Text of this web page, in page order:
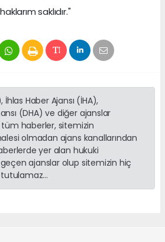
saklıdır."
İhlas Haber Ajansı (İHA),
(DHA) ve diğer ajanslar
haberler, sitemizin
olmadan ajans kanallarından
yer alan hukuki
ajanslar olup sitemizin hiç